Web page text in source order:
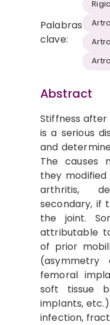
Palabras
clave:
Abstract
Stiffness
is a serious
and
The causes
they
arthritis,
secondary, if
the joint.
attributable
of prior
(asymmetry
femoral
soft tissue
implants,
infection,